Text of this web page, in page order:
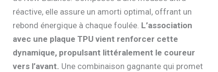
réactive, elle assure un amorti optimal, offrant un
rebond énergique à chaque foulée. L’association
avec une plaque TPU vient renforcer cette
dynamique, propulsant littéralement le coureur
vers l’avant. Une combinaison gagnante qui promet